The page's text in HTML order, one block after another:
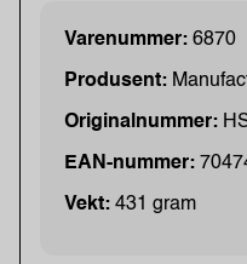
Varenummer: 6870
Produsent:
Originalnummer:
EAN-nummer:
Vekt: 431 gram